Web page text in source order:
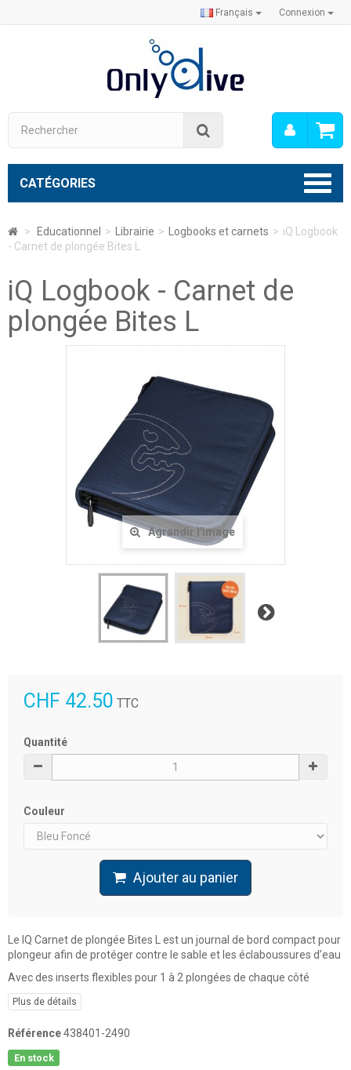
Connexion
Français
Mon
CATÉGORIES
> Educationnel > Librairie > Logbooks et carnets > iQ Logbook
- Carnet de plongée Bites L
iQ Logbook - Carnet de
plongée Bites L
Agrandir l'image
Suivant
CHF 42.50 TTC
Quantité
Couleur
Ajouter au panier
Le IQ Carnet de plongée Bites L est un journal de bord compact pour
plongeur afin de protéger contre le sable et les éclaboussures d’eau
Avec des inserts flexibles pour 1 à 2 plongées de chaque côté
Plus de détails
Référence438401-2490
En stock